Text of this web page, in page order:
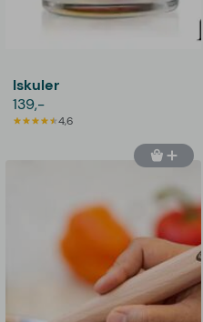
Iskuler
139,-
4,6